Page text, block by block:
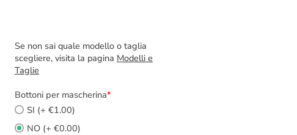
Se non sai quale modello o taglia
scegliere, visita la pagina Modelli e
Taglie
Bottoni per mascherina*
SI (+ €1.00)
NO (+ €0.00)